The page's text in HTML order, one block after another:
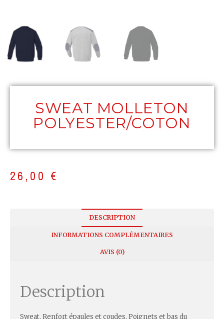
SWEAT MOLLETON
POLYESTER/COTON
26,00 €
DESCRIPTION
INFORMATIONS COMPLÉMENTAIRES
AVIS (0)
Description
Sweat. Renfort épaules et coudes. Poignets et bas du